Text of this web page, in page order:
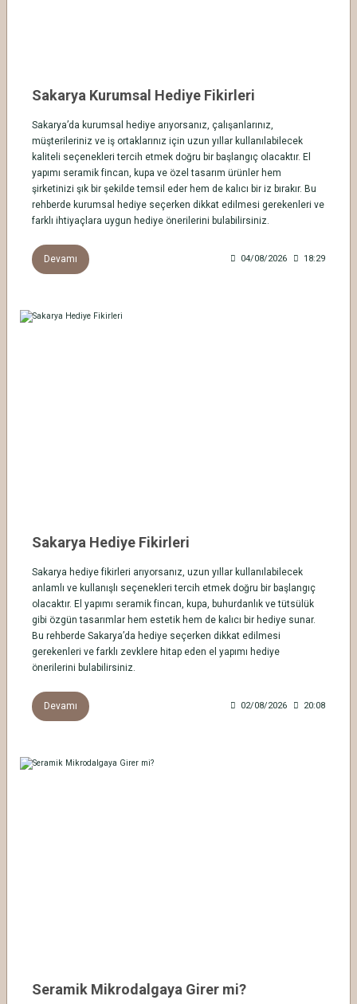
Sakarya Kurumsal Hediye Fikirleri
Sakarya’da kurumsal hediye arıyorsanız, çalışanlarınız,
müşterileriniz ve iş ortaklarınız için uzun yıllar kullanılabilecek
kaliteli seçenekleri tercih etmek doğru bir başlangıç olacaktır. El
yapımı seramik fincan, kupa ve özel tasarım ürünler hem
şirketinizi şık bir şekilde temsil eder hem de kalıcı bir iz bırakır. Bu
rehberde kurumsal hediye seçerken dikkat edilmesi gerekenleri ve
farklı ihtiyaçlara uygun hediye önerilerini bulabilirsiniz.
Devamı 04/08/2026 18:29
Sakarya Hediye Fikirleri
Sakarya hediye fikirleri arıyorsanız, uzun yıllar kullanılabilecek
anlamlı ve kullanışlı seçenekleri tercih etmek doğru bir başlangıç
olacaktır. El yapımı seramik fincan, kupa, buhurdanlık ve tütsülük
gibi özgün tasarımlar hem estetik hem de kalıcı bir hediye sunar.
Bu rehberde Sakarya’da hediye seçerken dikkat edilmesi
gerekenleri ve farklı zevklere hitap eden el yapımı hediye
önerilerini bulabilirsiniz.
Devamı 02/08/2026 20:08
Seramik Mikrodalgaya Girer mi?